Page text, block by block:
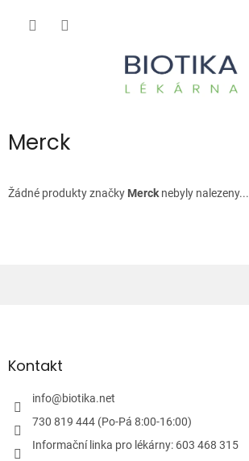
Merck
Žádné produkty značky Mercknebyly nalezeny...
aKontakt
info@biotika.net
730 819 444 (Po-Pá 8:00-16:00)
Informační linka pro lékárny: 603 468 315